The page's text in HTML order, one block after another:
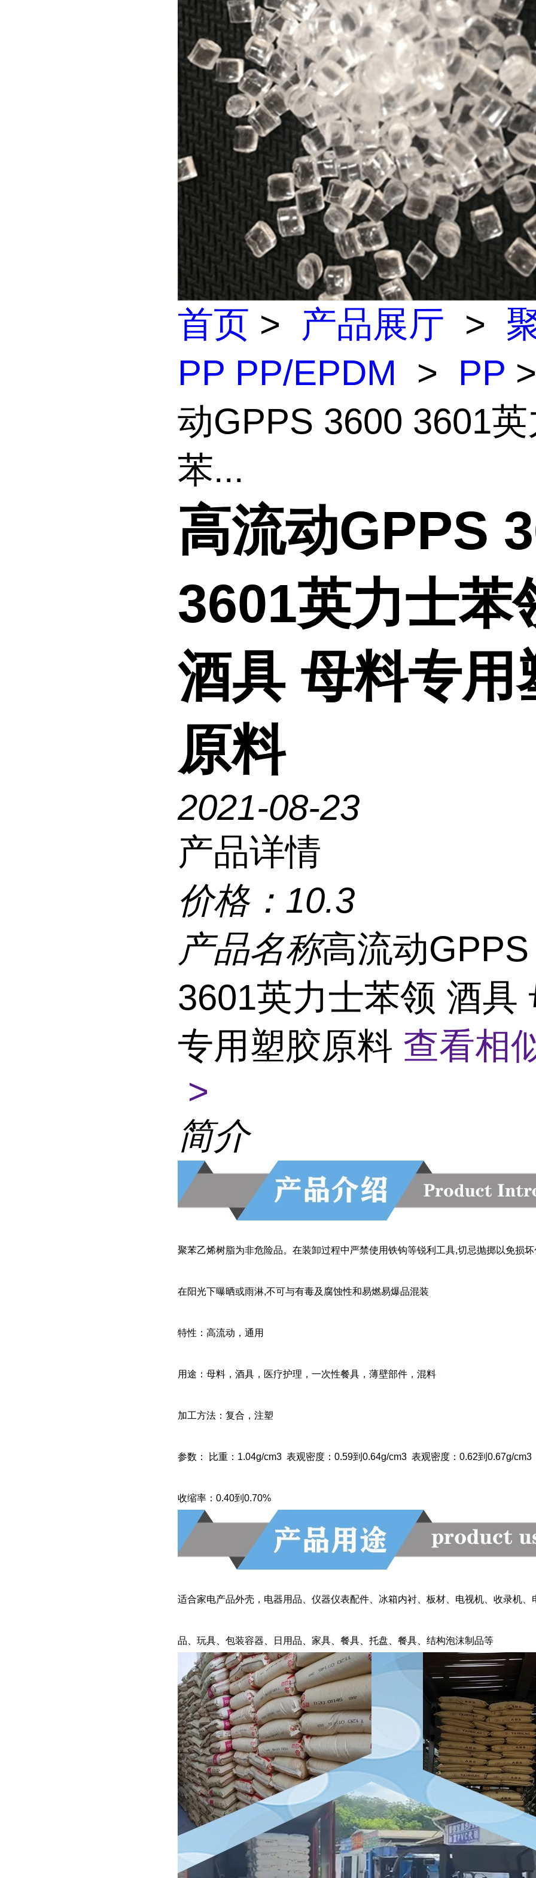
首页 > 产品展厅 >
PP PP/EPDM > PP
动GPPS 3600 3601
苯...
高流动GPPS
3601英力士苯
酒具 母料专用
原料
2021-08-23
产品详情
价格： 10.3
产品名称高流动
3601英力士苯领 酒具
专用塑胶原料 查看相
>
简介
聚苯乙烯树脂为非危险品。在装卸过程中严禁使用铁钩等锐利工具,切忌抛掷以免损
在阳光下曝晒或雨淋,不可与有毒及腐蚀性和易燃易爆品混装
特性：高流动，通用
用途：母料，酒具，医疗护理，一次性餐具，薄壁部件，混料
加工方法：复合，注塑
参数： 比重：1.04g/cm3 表观密度：0.59到0.64g/cm3 表观密度：0.62到0.67g/
收缩率：0.40到0.70%
适合家电产品外壳，电器用品、仪器仪表配件、冰箱内衬、板材、电视机、收录机、
品、玩具、包装容器、日用品、家具、餐具、托盘、餐具、结构泡沫制品等